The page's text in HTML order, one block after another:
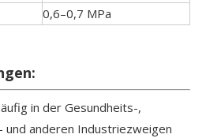
0,6–0,7 MPa
in der Gesundheits-,
und anderen Industriezweigen